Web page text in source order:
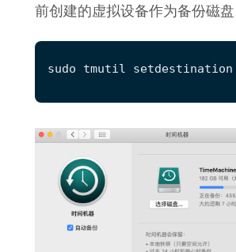
前创建的虚拟设备作为备份磁盘
sudo tmutil setdestination /